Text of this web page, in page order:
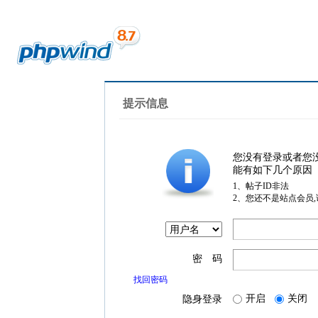
提示信息
您没有登录或者您
能有如下几个原因
1、帖子ID非法
2、您还不是站点会员
密 码
找回密码
隐身登录 开启 关闭